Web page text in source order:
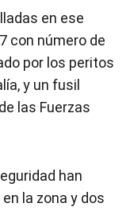
en ese
con número de
por los peritos
y un fusil
las Fuerzas
han
la zona y dos